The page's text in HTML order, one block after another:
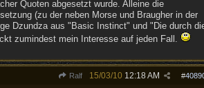
Quoten abgesetzt wurde. Alleine die
(zu der neben Morse und Braugher in der
Dzundza aus "Basic Instinct" und "Die durch
zumindest mein Interesse auf jeden Fall.
Ralf #
15/03/10 12:18 AM